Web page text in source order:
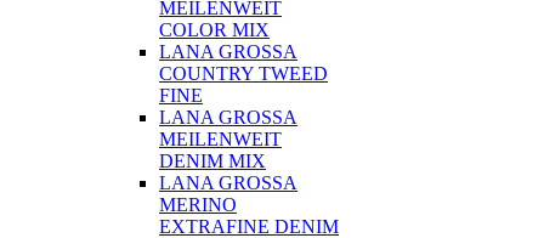
MEILENWEIT
COLOR MIX
LANA GROSSA
COUNTRY TWEED
FINE
LANA GROSSA
MEILENWEIT
DENIM MIX
LANA GROSSA
MERINO
EXTRAFINE DENIM